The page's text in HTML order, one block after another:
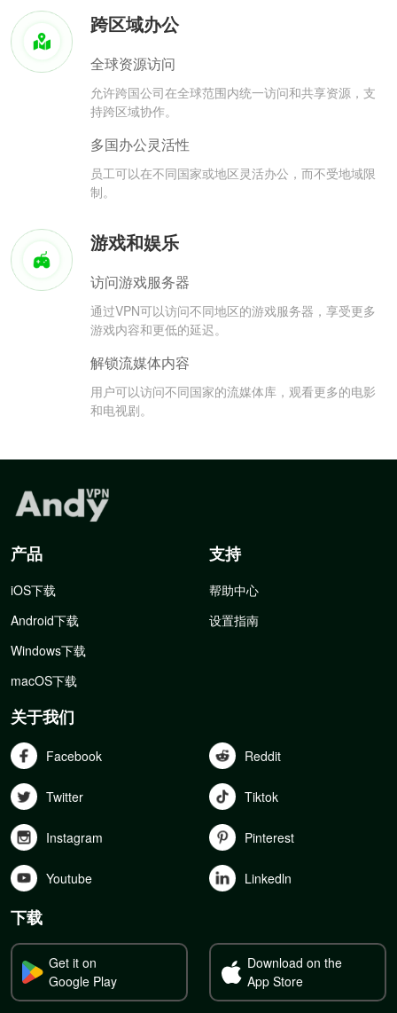
跨区域办公
全球资源访问
允许跨国公司在全球范围内统一访问和共享资源，支
持跨区域协作。
多国办公灵活性
员工可以在不同国家或地区灵活办公，而不受地域限
制。
游戏和娱乐
访问游戏服务器
通过VPN可以访问不同地区的游戏服务器，享受更多
游戏内容和更低的延迟。
解锁流媒体内容
用户可以访问不同国家的流媒体库，观看更多的电影
和电视剧。
产品
iOS下载
Android下载
Windows下载
macOS下载
支持
帮助中心
设置指南
关于我们
Facebook Reddit
Twitter Tiktok
Instagram Pinterest
Youtube Linkedln
下载
Get it on
Google Play
Download on the
App Store